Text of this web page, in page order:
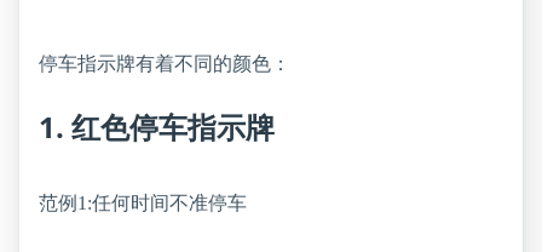
停车指示牌有着不同的颜色：
1. 红色停车指示牌
范例1:任何时间不准停车